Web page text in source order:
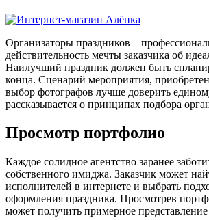
Организаторы праздников –
действительность мечты заказчика об
Наилучший праздник должен быть
конца. Сценарий мероприятия,
выбор фотографов лучше доверить
рассказывается о принципах подбора
Просмотр портфолио
Каждое солидное агентство заранее
собственного имиджа. Заказчик может
исполнителей в интернете и выбрать
оформления праздника. Просмотрев
может получить примерное